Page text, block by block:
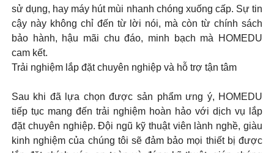
sử dụng, hay máy hút mùi nhanh chóng xuống cấp. Sự tin
cậy này không chỉ đến từ lời nói, mà còn từ chính sách
bảo hành, hậu mãi chu đáo, minh bạch mà HOMEDU
cam kết.
Trải nghiệm lắp đặt chuyên nghiệp và hỗ trợ tận tâm
Sau khi đã lựa chọn được sản phẩm ưng ý, HOMEDU
tiếp tục mang đến trải nghiệm hoàn hảo với dịch vụ lắp
đặt chuyên nghiệp. Đội ngũ kỹ thuật viên lành nghề, giàu
kinh nghiệm của chúng tôi sẽ đảm bảo mọi thiết bị được